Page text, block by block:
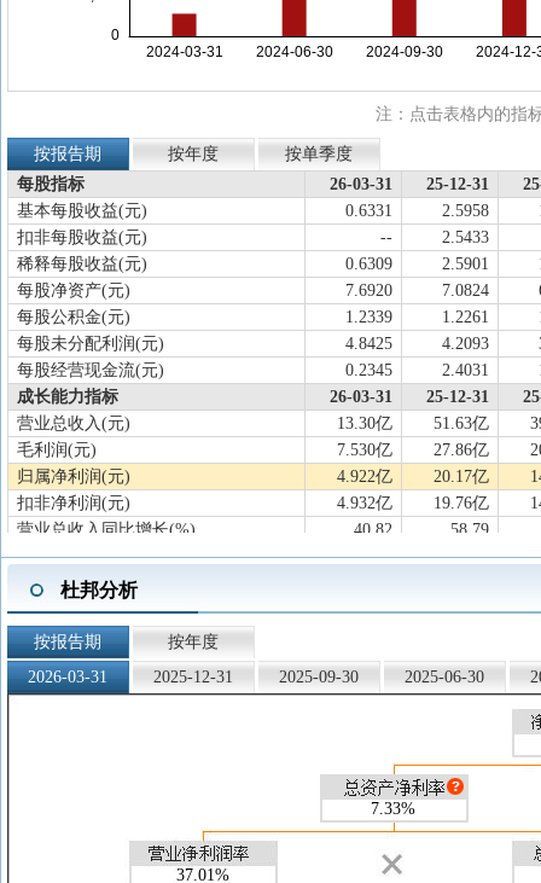
注：点击表格内的指
按报告期 按年度
按单季度
每股指标
26-03-31 25-12-31
基本每股收益(元)
0.6331 2.5958
扣非每股收益(元)
--
2.5433
稀释每股收益(元)
0.6309 2.5901
每股净资产(元)
7.6920 7.0824
每股公积金(元)
1.2339 1.2261
每股未分配利润(元)
4.8425 4.2093
每股经营现金流(元)
0.2345 2.4031
成长能力指标
26-03-31 25-12-31
营业总收入(元)
13.30亿 51.63亿
毛利润(元)
7.530亿 27.86亿
归属净利润(元)
4.922亿 20.17亿
扣非净利润(元)
4.932亿 19.76亿
营业总收入同比增长(%)
40.82
58.79
归属净利润同比增长(%)
45.79
50.15
扣非净利润同比增长(%)
营业总收入滚动环比增长(%)
7.47
8.13
归属净利润滚动环比增长(%)
扣非净利润滚动环比增长(%)
8.14
10.18
盈利能力指标
26-03-31 25-12-31
36.07
56.60
53.96
37.01
39.08
--
杜邦分析
按报告期
按年度
2026-03-31
2025-12-31 2025-09-30 2025-06-30
7.33%
37.01%